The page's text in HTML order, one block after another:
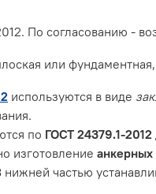
По согласованию -
или фундаментная,
используются в виде
по ГОСТ 24379.1-2012
изготовление анкерных
частью